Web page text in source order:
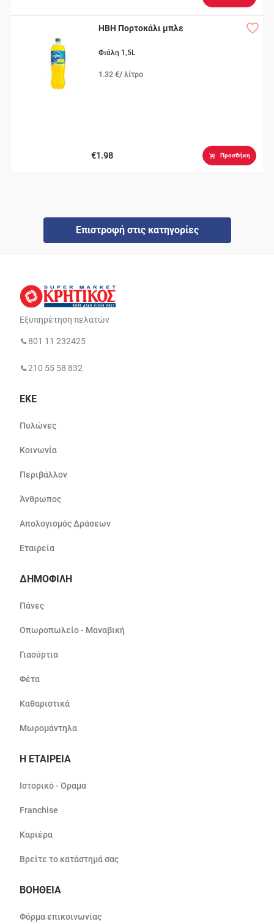
ΗΒΗ Πορτοκάλι μπλε
Φιάλη 1,5L
1.32 €/ λίτρο
€1.98 Προσθήκη
Επιστροφή στις κατηγορίες
Εξυπηρέτηση πελατών
801 11 232425
210 55 58 832
ΕΚΕ
Πυλώνες
Κοινωνία
Περιβάλλον
Άνθρωπος
Απολογισμός Δράσεων
Εταιρεία
ΔΗΜΟΦΙΛΗ
Πάνες
Οπωροπωλείο - Μαναβική
Γιαούρτια
Φέτα
Καθαριστικά
Μωρομάντηλα
Η ΕΤΑΙΡΕΙΑ
Ιστορικό - Όραμα
Franchise
Καριέρα
Βρείτε το κατάστημά σας
ΒΟΗΘΕΙΑ
Φόρμα επικοινωνίας